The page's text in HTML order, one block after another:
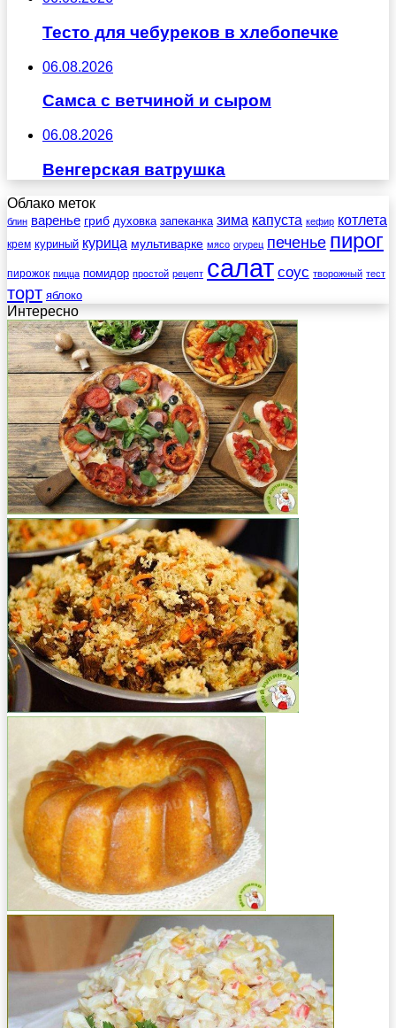
Тесто для чебуреков в хлебопечке
06.08.2026
Самса с ветчиной и сыром
06.08.2026
Венгерская ватрушка
Облако меток
блин варенье гриб духовка запеканка зима капуста кефир котлета
крем куриный курица мультиварке мясо огурец печенье пирог
пирожок пицца помидор простой рецепт салат соус творожный тест
торт яблоко
Интересно